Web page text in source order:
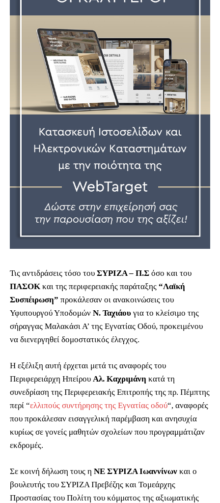
Τις αντιδράσεις τόσο του ΣΥΡΙΖΑ – Π.Σ όσο και του
ΠΑΣΟΚ και της περιφερειακής παράταξης “Λαϊκή
Συσπέιρωση” προκάλεσαν οι ανακοινώσεις του
Υφυπουργού Υποδομών Ν. Ταχιάου για το κλείσιμο της
σήραγγας Μαλακάσι Α’ της Εγνατίας Οδού, προκειμένου
να διενεργηθεί δομοστατικός έλεγχος.
Η εξέλιξη αυτή έρχεται μετά τις αναφορές του
Περιφερειάρχη Ηπείρου Αλ. Καχριμάνη κατά τη
συνεδρίαση της Περιφερειακής Επιτροπής της πρ. Πέμπτης
περί “ελλιπούς συντήρησης της Εγνατίας οδού“, αναφορές
που προκάλεσαν εισαγγελική παρέμβαση και ανησυχία
κυρίως σε γονείς μαθητών σχολείων που προγραμμάτιζαν
εκδρομές.
Σε κοινή δήλωση τους η ΝΕ ΣΥΡΙΖΑ Ιωαννίνων και ο
βουλευτής του ΣΥΡΙΖΑ Πρεβέζης και Τομεάρχης
Προστασίας του Πολίτη του κόμματος της αξιωματικής